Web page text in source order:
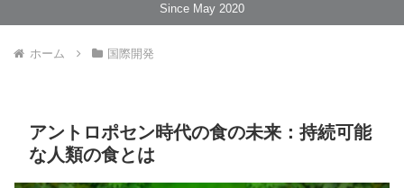
Since May 2020
ホーム 国際開発
アントロポセン時代の食の未来：持続可能
な人類の食とは